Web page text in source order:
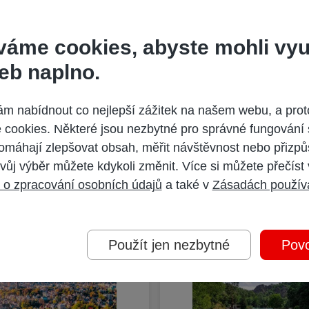
DNES Speciál, který nabízí pestrou škálu témat z oblasti
seznamy středních a vysokých škol, tipy na dárky a mnoho
Další vydání
cookies, abyste mohli
naplno.
nabídnout co nejlepší zážitek na našem webu, a
cookies. Některé jsou nezbytné pro správné fungování
zlepšovat obsah, měřit návštěvnost nebo
výběr můžete kdykoli změnit. Více si můžete přečíst
o zpracování osobních údajů a také v Zásadách
Použít jen nezbytné